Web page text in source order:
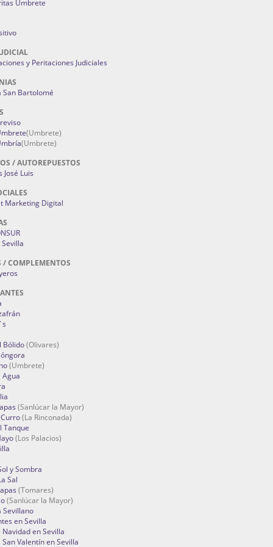
Umbrete
y Peritaciones Judiciales
San Bartolomé
(Umbrete)
(Umbrete)
/ AUTOREPUESTOS
José Luis
Marketing Digital
/ COMPLEMENTOS
Bólido(Olivares)
(Umbrete)
(Sanlúcar la Mayor)
(La Rinconada)
Tanque
(Los Palacios)
y Sombra
Sal
(Tomares)
(Sanlúcar la Mayor)
Sevillano
en Sevilla
Navidad en Sevilla
Valentín en Sevilla